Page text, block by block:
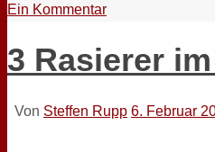
Ein Kommentar
3 Rasierer
Von Steffen Rupp 6. Februar